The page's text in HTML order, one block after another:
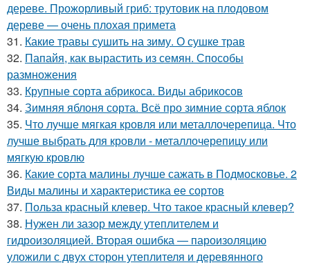
дереве. Прожорливый гриб: трутовик на плодовом
дереве — очень плохая примета
31. Какие травы сушить на зиму. О сушке трав
32. Папайя, как вырастить из семян. Способы
размножения
33. Крупные сорта абрикоса. Виды абрикосов
34. Зимняя яблоня сорта. Всё про зимние сорта яблок
35. Что лучше мягкая кровля или металлочерепица. Что
лучше выбрать для кровли - металлочерепицу или
мягкую кровлю
36. Какие сорта малины лучше сажать в Подмосковье. 2
Виды малины и характеристика ее сортов
37. Польза красный клевер. Что такое красный клевер?
38. Нужен ли зазор между утеплителем и
гидроизоляцией. Вторая ошибка — пароизоляцию
уложили с двух сторон утеплителя и деревянного